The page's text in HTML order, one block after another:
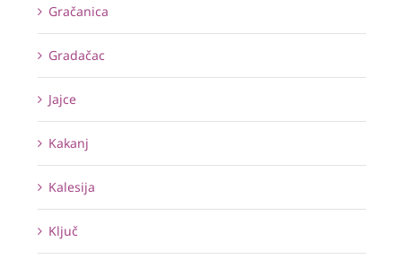
Gračanica
Gradačac
Jajce
Kakanj
Kalesija
Ključ